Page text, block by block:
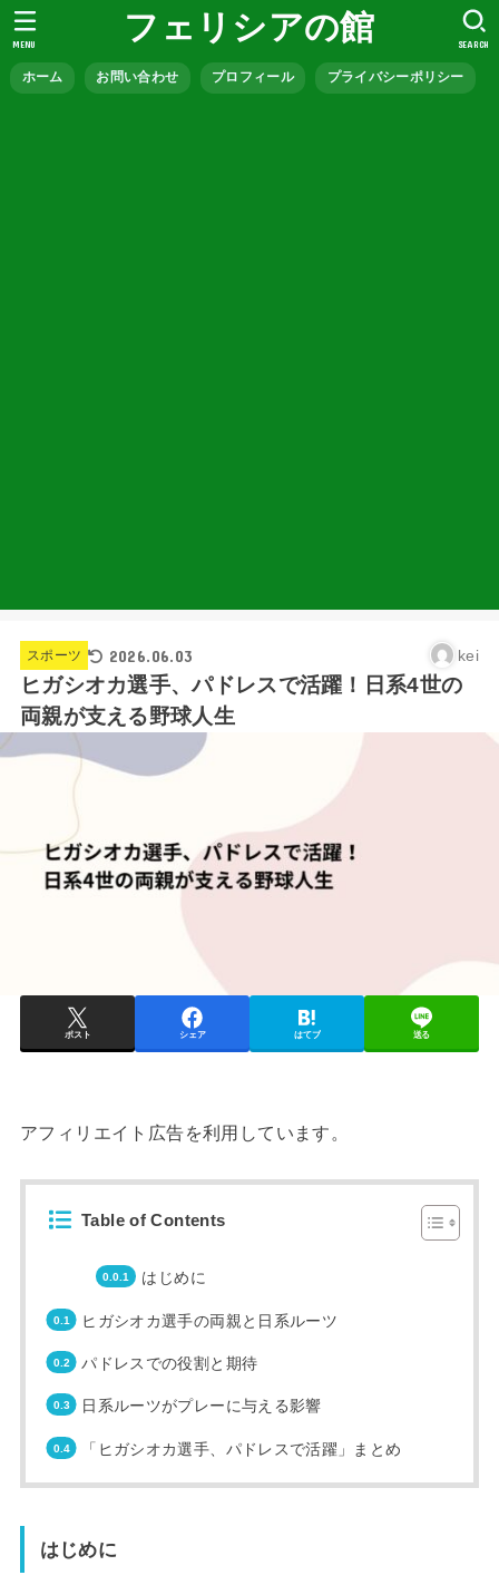
フェリシアの館
ホーム お問い合わせ プロフィール プライバシーポリシー
SEARCH
MENU
スポーツ 2026.06.03 kei
ヒガシオカ選手、パドレスで活躍！日系4世の
両親が支える野球人生
ポスト シェア はてブ 送る
アフィリエイト広告を利用しています。
Table of Contents
はじめに
ヒガシオカ選手の両親と日系ルーツ
パドレスでの役割と期待
日系ルーツがプレーに与える影響
「ヒガシオカ選手、パドレスで活躍」まとめ
はじめに